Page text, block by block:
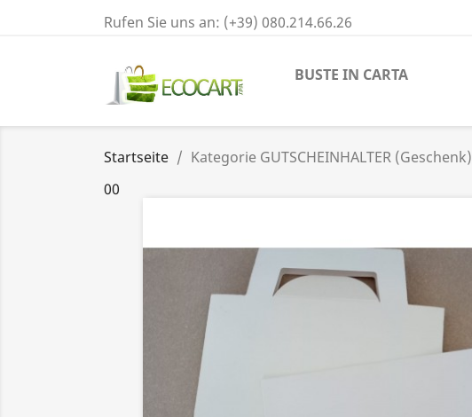
Rufen Sie uns an: (+39) 080.214.66.26
BUSTE IN CARTA
Startseite
Kategorie GUTSCHEINHALTER (Geschenk)
00